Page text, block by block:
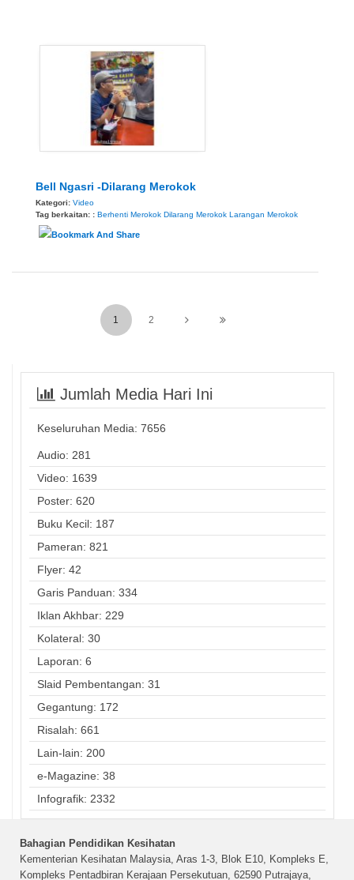
Bell Ngasri -Dilarang Merokok
Kategori: Video
Tag berkaitan: : Berhenti Merokok Dilarang Merokok Larangan Merokok
1 2
Jumlah Media Hari Ini
Keseluruhan Media: 7656
Audio: 281
Video: 1639
Poster: 620
Buku Kecil: 187
Pameran: 821
Flyer: 42
Garis Panduan: 334
Iklan Akhbar: 229
Kolateral: 30
Laporan: 6
Slaid Pembentangan: 31
Gegantung: 172
Risalah: 661
Lain-lain: 200
e-Magazine: 38
Infografik: 2332
Bahagian Pendidikan Kesihatan
Kementerian Kesihatan Malaysia, Aras 1-3, Blok E10, Kompleks E,
Kompleks Pentadbiran Kerajaan Persekutuan, 62590 Putrajaya,